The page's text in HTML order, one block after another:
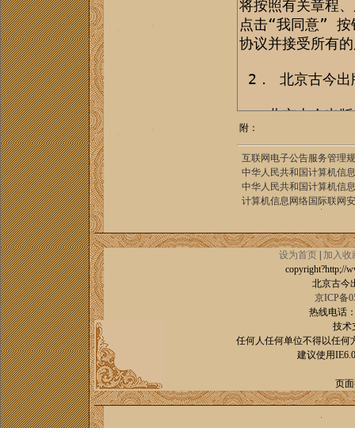
附：
互联网电子公告服务管理
中华人民共和国计算机信
中华人民共和国计算机信
计算机信息网络国际联网
设为首页|
加入收
copyright?http;//
北京古今
京ICP备
热线电话
技术
任何人任何单位不得以任何
建议使用
页